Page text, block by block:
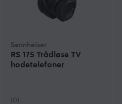
Sennheiser
RS 175 Trådløse TV
hodetelefoner
(0)